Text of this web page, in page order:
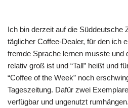
Ich bin derzeit auf die Süddeutsche
täglicher Coffee-Dealer, für den ich
fremde Sprache lernen musste und
relativ groß ist und “Tall” heißt und
“Coffee of the Week” noch
Tageszeitung. Dafür zwei
verfügbar und ungenutzt